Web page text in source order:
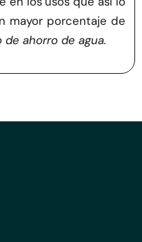
mayor porcentaje de
de ahorro de agua.